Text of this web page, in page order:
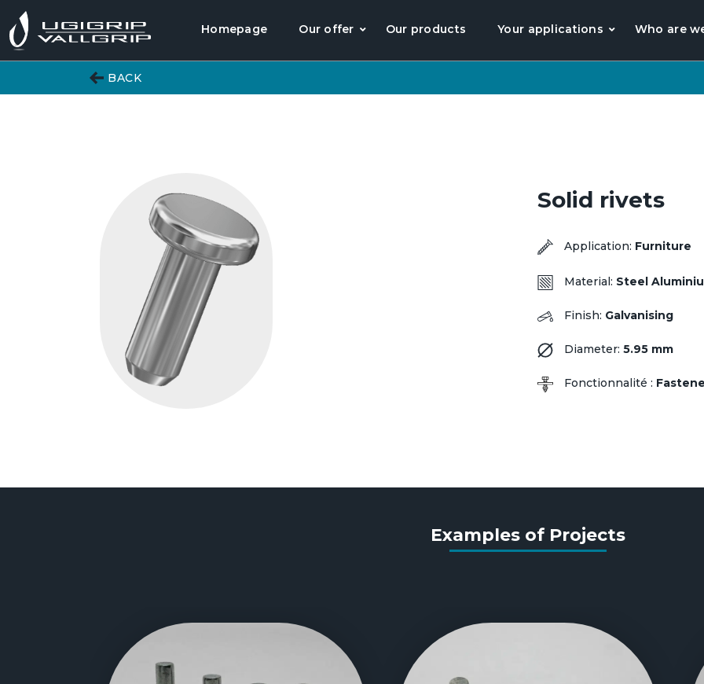
Homepage Our offer Our products Your applications Who are
BACK
Solid rivets
Application: Furniture
Material: Steel
Finish: Galvanising
Diameter: 5.95 mm
Fonctionnalité :
Examples of Projects